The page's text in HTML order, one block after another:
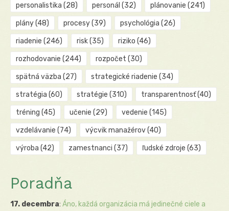
personalistika (28) personál (32) plánovanie (241)
plány(48) procesy(39) psychológia (26)
riadenie (246) risk(35) riziko (46)
rozhodovanie (244) rozpočet (30)
spätná väzba (27) strategické riadenie (34)
stratégia (60) stratégie (310) transparentnosť(40)
tréning (45) učenie (29) vedenie (145)
vzdelávanie (74) výcvik manažérov(40)
výroba (42) zamestnanci (37) ľudské zdroje (63)
Poradňa
17. decembra: Áno, každá organizácia má jedinečné ciele a